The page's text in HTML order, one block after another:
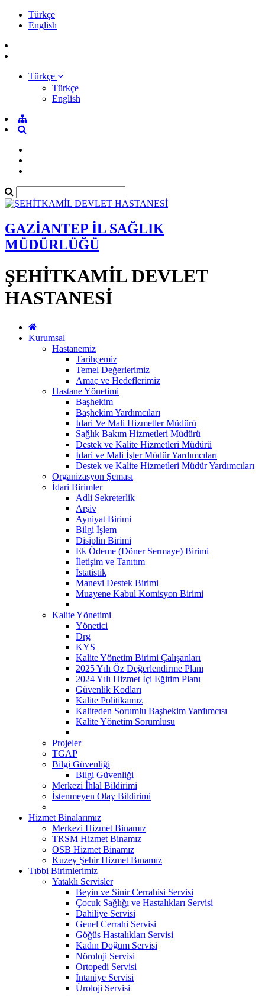
Türkçe
English
Türkçe
Türkçe
English
GAZİANTEP İL SAĞLIK
MÜDÜRLÜĞÜ
ŞEHİTKAMİL DEVLET
HASTANESİ
Kurumsal
Hastanemiz
Tarihçemiz
Temel Değerlerimiz
Amaç ve Hedeflerimiz
Hastane Yönetimi
Başhekim
Başhekim Yardımcıları
İdari Ve Mali Hizmetler Müdürü
Sağlık Bakım Hizmetleri Müdürü
Destek ve Kalite Hizmetleri Müdürü
İdari ve Mali İşler Müdür Yardımcıları
Destek ve Kalite Hizmetleri Müdür Yardımcıları
Organizasyon Şeması
İdari Birimler
Adli Sekreterlik
Arşiv
Ayniyat Birimi
Bilgi İşlem
Disiplin Birimi
Ek Ödeme (Döner Sermaye) Birimi
İletişim ve Tanıtım
İstatistik
Manevi Destek Birimi
Muayene Kabul Komisyon Birimi
Kalite Yönetimi
Yönetici
Drg
KYS
Kalite Yönetim Birimi Çalışanları
2025 Yılı Öz Değerlendirme Planı
2024 Yılı Hizmet İçi Eğitim Planı
Güvenlik Kodları
Kalite Politikamız
Kaliteden Sorumlu Başhekim Yardımcısı
Kalite Yönetim Sorumlusu
Projeler
TGAP
Bilgi Güvenliği
Bilgi Güvenliği
Merkezi İhlal Bildirimi
İstenmeyen Olay Bildirimi
Hizmet Binalarımız
Merkezi Hizmet Binamız
TRSM Hizmet Binamız
OSB Hizmet Binamız
Kuzey Şehir Hizmet Bınamız
Tıbbi Birimlerimiz
Yataklı Servisler
Beyin ve Sinir Cerrahisi Servisi
Çocuk Sağlığı ve Hastalıkları Servisi
Dahiliye Servisi
Genel Cerrahi Servisi
Göğüs Hastalıkları Servisi
Kadın Doğum Servisi
Nöroloji Servisi
Ortopedi Servisi
İntaniye Servisi
Üroloji Servisi